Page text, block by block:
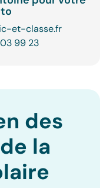
et-classe.fr
99 23
des
la